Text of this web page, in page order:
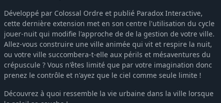
Cities: Skylines - Coast to Coast Radio 3,99€
Cities: Skylines - Content Creator Pack: Modern Japan 4,99€
Cities: Skylines - Sunset Harbor -10% 13,49€
Cities: Skylines - Downtown Radio -10% 3,59€
Cities: Skylines - Content Creator Pack: Seaside Resorts -10% 5,39€
Cities: Skylines - Paradise Radio
Cities: Skylines - Shoreline Radio 3,99€
Développé par Colossal Ordre et publié Paradox Interactive,
cette dernière extension met en son centre l'utilisation du cycle
jouer-nuit qui modifie l'approche de de la gestion de votre ville.
Allez-vous construire une ville animée qui vit et respire la nuit,
ou votre ville succombera-t-elle aux périls et mésaventures du
crépuscule ? Vous n'êtes limité que par votre imagination donc
prenez le contrôle et n'ayez que le ciel comme seule limite !
Découvrez à quoi ressemble la vie urbaine dans la ville lorsque